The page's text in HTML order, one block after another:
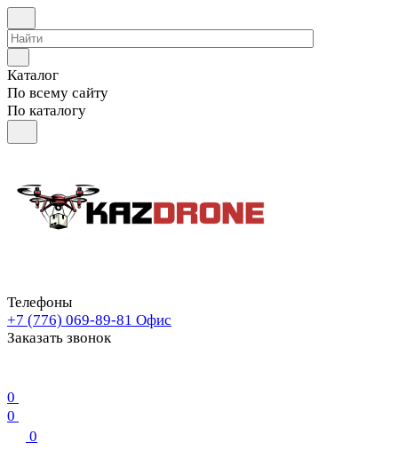
Каталог
По всему сайту
По каталогу
Телефоны
+7 (776) 069-89-81 Офис
Заказать звонок
0
0
0